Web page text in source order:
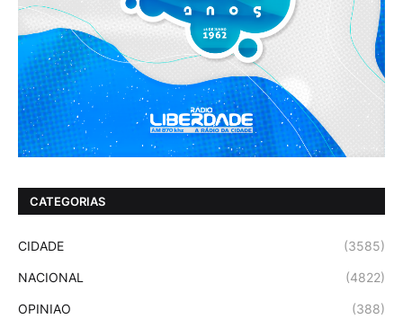
CATEGORIAS
CIDADE (3585)
NACIONAL (4822)
OPINIAO (388)